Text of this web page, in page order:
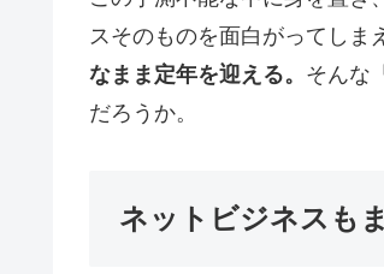
スそのものを面白がってしま
なまま定年を迎える。 そんな
だろうか。
ネットビジネスも